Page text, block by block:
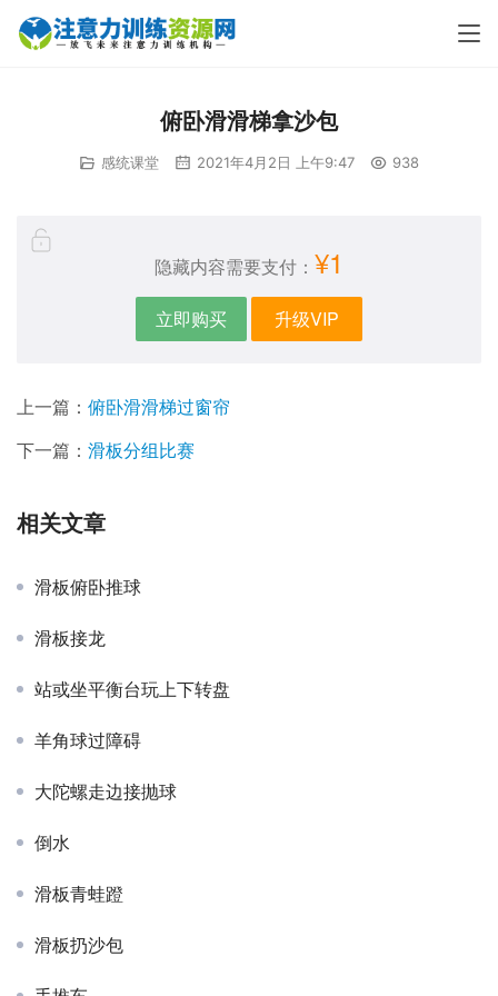
俯卧滑滑梯拿沙包
感统课堂 2021年4月2日 上午9:47 938
隐藏内容需要支付： ¥1
立即购买 升级VIP
上一篇： 俯卧滑滑梯过窗帘
下一篇： 滑板分组比赛
相关文章
滑板俯卧推球
滑板接龙
站或坐平衡台玩上下转盘
羊角球过障碍
大陀螺走边接抛球
倒水
滑板青蛙蹬
滑板扔沙包